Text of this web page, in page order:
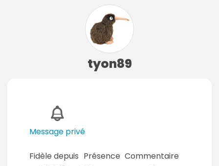
tyon89
Message privé
Fidèle depuis Présence Commentaire